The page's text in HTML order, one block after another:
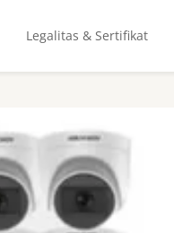
Legalitas & Sertifikat